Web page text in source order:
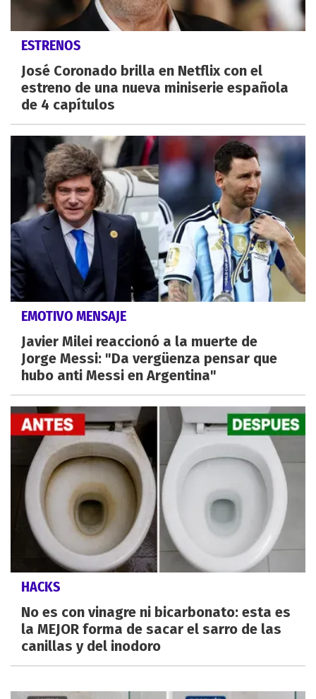
ESTRENOS
José Coronado brilla en Netflix con el
estreno de una nueva miniserie española
de 4 capítulos
EMOTIVO MENSAJE
Javier Milei reaccionó a la muerte de
Jorge Messi: "Da vergüenza pensar que
hubo anti Messi en Argentina"
HACKS
No es con vinagre ni bicarbonato: esta es
la MEJOR forma de sacar el sarro de las
canillas y del inodoro